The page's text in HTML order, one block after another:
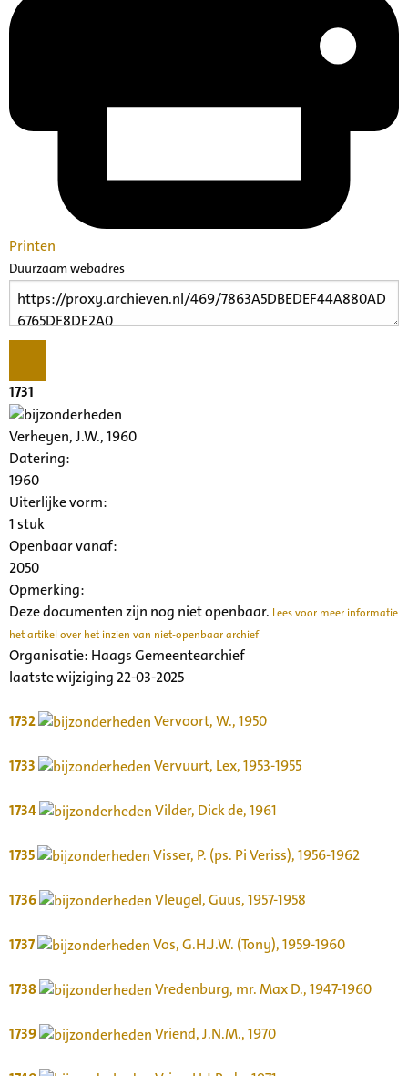
Printen
Duurzaam webadres
1731
Verheyen, J.W., 1960
Datering:
1960
Uiterlijke vorm:
1 stuk
Openbaar vanaf:
2050
Opmerking:
Deze documenten zijn nog niet openbaar. Lees voor meer informatie
het artikel over het inzien van niet-openbaar archief
Organisatie: Haags Gemeentearchief
laatste wijziging 22-03-2025
1732 Vervoort, W., 1950
1733 Vervuurt, Lex, 1953-1955
1734 Vilder, Dick de, 1961
1735 Visser, P. (ps. Pi Veriss), 1956-1962
1736 Vleugel, Guus, 1957-1958
1737 Vos, G.H.J.W. (Tony), 1959-1960
1738 Vredenburg, mr. Max D., 1947-1960
1739 Vriend, J.N.M., 1970